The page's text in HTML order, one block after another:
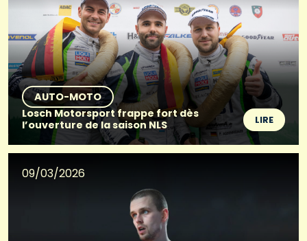
AUTO-MOTO
Losch Motorsport frappe fort dès
l’ouverture de la saison NLS
LIRE
09/03/2026